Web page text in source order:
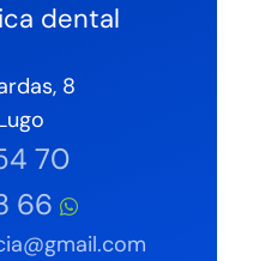
dental
8
70
66